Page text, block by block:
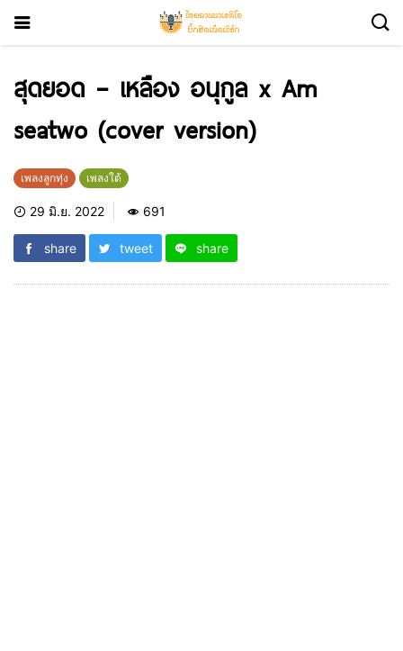
สุดยอด – เหลือง อนุกูล x Am
seatwo (cover version)
เพลงลูกทุ่ง เพลงใต้
29 มิ.ย. 2022 691
share tweet share